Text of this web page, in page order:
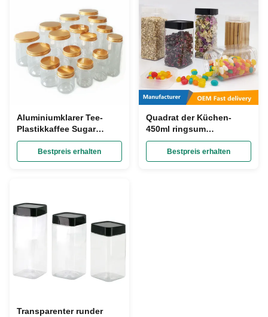
Aluminiumklarer Tee-
Plastikkaffee Sugar
Canisters schrauben-
Deckel-
Nahrungsmittelspeicher-
Bestpreis erhalten
Quadrat der Küchen-
450ml ringsum
Plastikkanister
transparenten SGS mit
Plastikschraubverschluss-
Bestpreis erhalten
Transparenter runder